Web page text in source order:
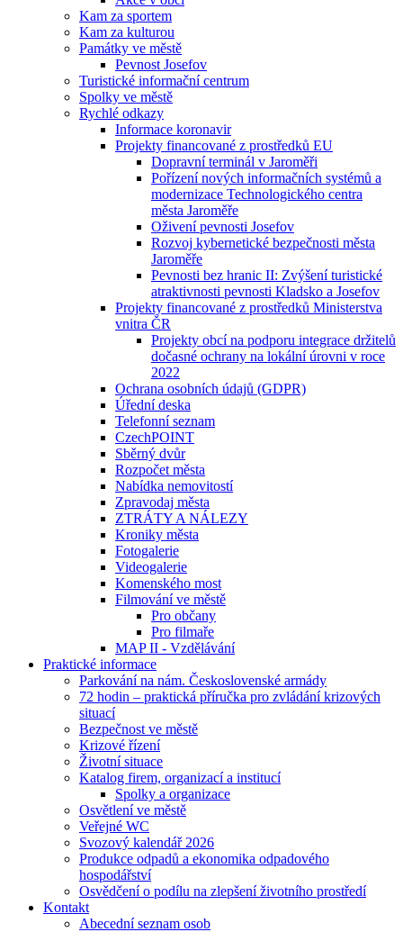
Kam za sportem
Kam za kulturou
Památky ve městě
Pevnost Josefov
Turistické informační centrum
Spolky ve městě
Rychlé odkazy
Informace koronavir
Projekty financované z prostředků EU
Dopravní terminál v Jaroměři
Pořízení nových informačních systémů a
modernizace Technologického centra
města Jaroměře
Oživení pevnosti Josefov
Rozvoj kybernetické bezpečnosti města
Jaroměře
Pevnosti bez hranic II: Zvýšení turistické
atraktivnosti pevnosti Kladsko a Josefov
Projekty financované z prostředků Ministerstva
vnitra ČR
Projekty obcí na podporu integrace držitelů
dočasné ochrany na lokální úrovni v roce
2022
Ochrana osobních údajů (GDPR)
Úřední deska
Telefonní seznam
CzechPOINT
Sběrný dvůr
Rozpočet města
Nabídka nemovitostí
Zpravodaj města
ZTRÁTY A NÁLEZY
Kroniky města
Fotogalerie
Videogalerie
Komenského most
Filmování ve městě
Pro občany
Pro filmaře
MAP II - Vzdělávání
Praktické informace
Parkování na nám. Československé armády
72 hodin – praktická příručka pro zvládání krizových
situací
Bezpečnost ve městě
Krizové řízení
Životní situace
Katalog firem, organizací a institucí
Spolky a organizace
Osvětlení ve městě
Veřejné WC
Svozový kalendář 2026
Produkce odpadů a ekonomika odpadového
hospodářství
Osvědčení o podílu na zlepšení životního prostředí
Kontakt
Abecední seznam osob